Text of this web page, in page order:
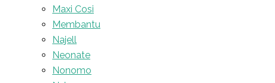
Maxi Cosi
Membantu
Najell
Neonate
Nonomo